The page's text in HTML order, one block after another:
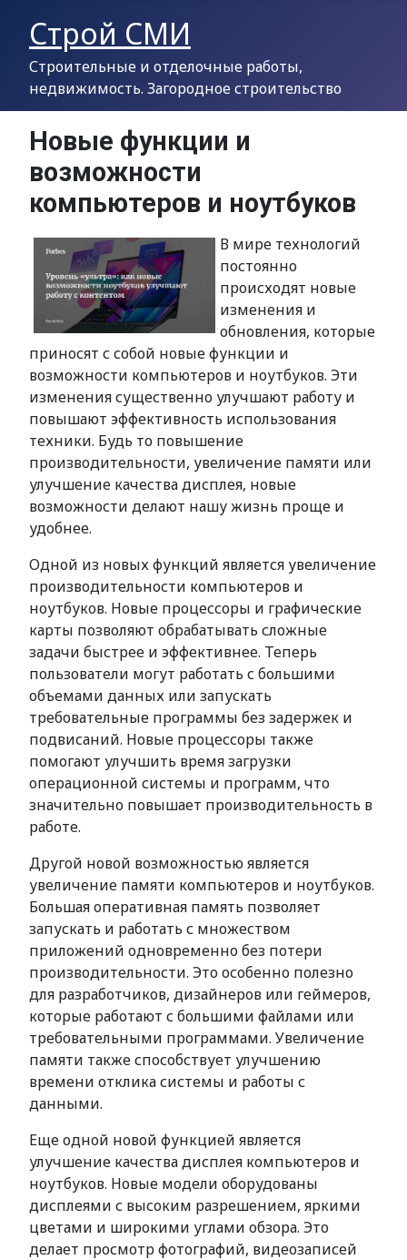
Строй СМИ
Строительные и отделочные работы,
недвижимость. Загородное строительство
Новые функции и
возможности
компьютеров и ноутбуков
В мире технологий
постоянно
происходят новые
изменения и
обновления, которые
приносят с собой новые функции и
возможности компьютеров и ноутбуков. Эти
изменения существенно улучшают работу и
повышают эффективность использования
техники. Будь то повышение
производительности, увеличение памяти или
улучшение качества дисплея, новые
возможности делают нашу жизнь проще и
удобнее.
Одной из новых функций является увеличение
производительности компьютеров и
ноутбуков. Новые процессоры и графические
карты позволяют обрабатывать сложные
задачи быстрее и эффективнее. Теперь
пользователи могут работать с большими
объемами данных или запускать
требовательные программы без задержек и
подвисаний. Новые процессоры также
помогают улучшить время загрузки
операционной системы и программ, что
значительно повышает производительность в
работе.
Другой новой возможностью является
увеличение памяти компьютеров и ноутбуков.
Большая оперативная память позволяет
запускать и работать с множеством
приложений одновременно без потери
производительности. Это особенно полезно
для разработчиков, дизайнеров или геймеров,
которые работают с большими файлами или
требовательными программами. Увеличение
памяти также способствует улучшению
времени отклика системы и работы с
данными.
Еще одной новой функцией является
улучшение качества дисплея компьютеров и
ноутбуков. Новые модели оборудованы
дисплеями с высоким разрешением, яркими
цветами и широкими углами обзора. Это
делает просмотр фотографий, видеозаписей